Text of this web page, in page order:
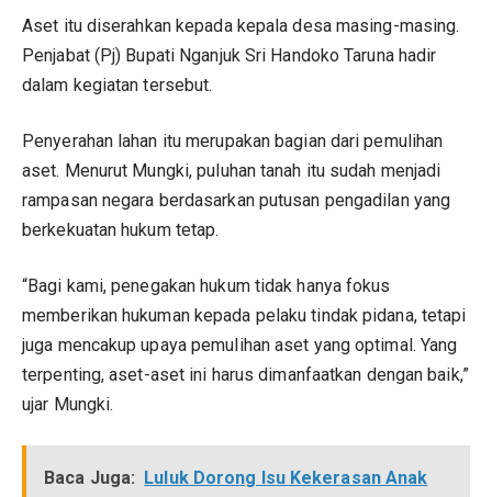
Aset itu diserahkan kepada kepala desa masing-masing.
Penjabat (Pj) Bupati Nganjuk Sri Handoko Taruna hadir
dalam kegiatan tersebut.
Penyerahan lahan itu merupakan bagian dari pemulihan
aset. Menurut Mungki, puluhan tanah itu sudah menjadi
rampasan negara berdasarkan putusan pengadilan yang
berkekuatan hukum tetap.
“Bagi kami, penegakan hukum tidak hanya fokus
memberikan hukuman kepada pelaku tindak pidana, tetapi
juga mencakup upaya pemulihan aset yang optimal. Yang
terpenting, aset-aset ini harus dimanfaatkan dengan baik,”
ujar Mungki.
Baca Juga: Luluk Dorong Isu Kekerasan Anak